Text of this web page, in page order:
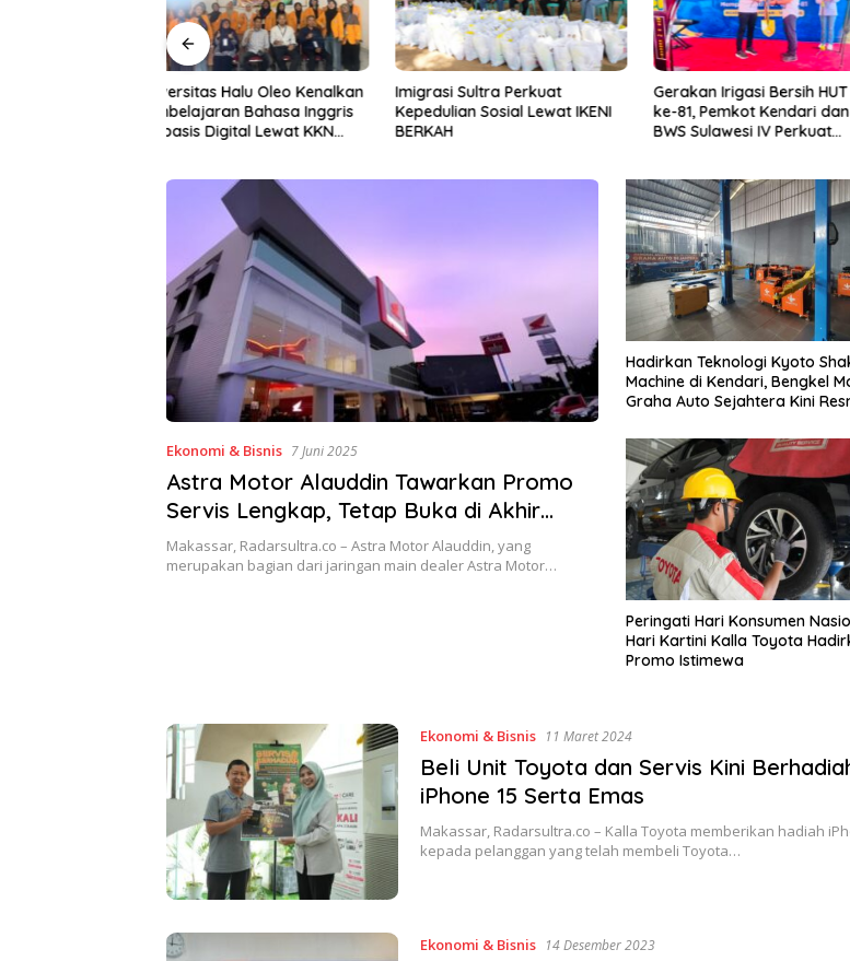
Imigrasi Sultra Perkuat
Kepedulian Sosial Lewat IKENI
BERKAH
Gerakan Irigasi Bersih HUT RI
ke-81, Pemkot Kendari dan
BWS Sulawesi IV Perkuat
Kadin Sultra Gandeng
Aopa, Fokus Siapkan
Siap Kerja dan
Ekonomi & Bisnis 7 Juni 2025
Astra Motor Alauddin Tawarkan Promo
Servis Lengkap, Tetap Buka di Akhir
Pekan
Makassar, Radarsultra.co – Astra Motor Alauddin, yang
merupakan bagian dari jaringan main dealer Astra Motor…
Hadirkan Teknologi Kyoto
Machine di Kendari, Bengkel
Graha Auto Sejahtera Kini
Peringati Hari Konsumen
Hari Kartini Kalla Toyota
Promo Istimewa
Ekonomi & Bisnis 11 Maret 2024
Beli Unit Toyota dan Servis Kini
iPhone 15 Serta Emas
Makassar, Radarsultra.co – Kalla Toyota memberikan hadiah
kepada pelanggan yang telah membeli Toyota…
Ekonomi & Bisnis 14 Desember 2023